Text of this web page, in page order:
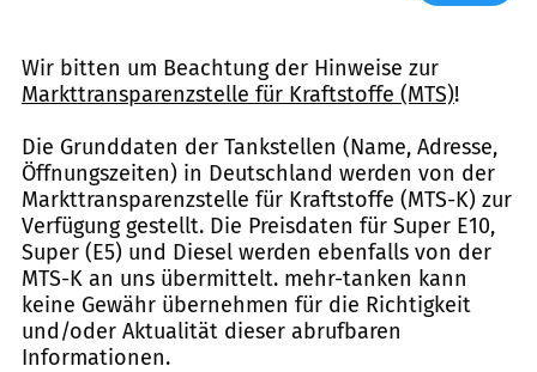
Wir bitten um Beachtung der Hinweise zur
Markttransparenzstelle für Kraftstoffe (MTS)!
Die Grunddaten der Tankstellen (Name, Adresse,
Öffnungszeiten) in Deutschland werden von der
Markttransparenzstelle für Kraftstoffe (MTS-K) zur
Verfügung gestellt. Die Preisdaten für Super E10,
Super (E5) und Diesel werden ebenfalls von der
MTS-K an uns übermittelt. mehr-tanken kann
keine Gewähr übernehmen für die Richtigkeit
und/oder Aktualität dieser abrufbaren
Informationen.